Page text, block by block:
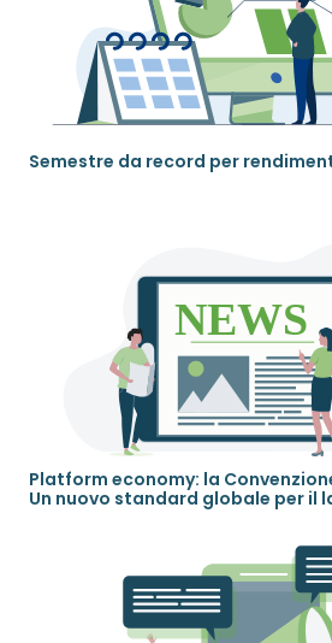
Semestre da record per
Platform economy: la
Un nuovo standard globale per il